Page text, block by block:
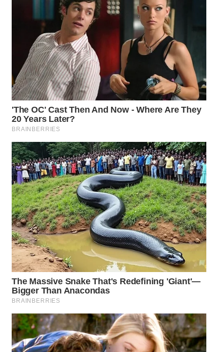
SELATAN
WN
TANJUNG
LESUNG
WN
KARO
WN
WN
LABUHANBATU
WN
TAPANULI
TENGAH
WN DELI
SERDANG
WN
TEBING
TINGGI
WN
PAKPAK